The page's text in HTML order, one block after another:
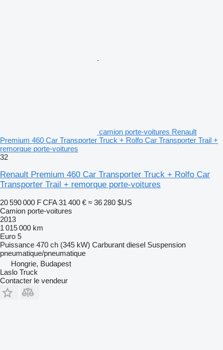
camion porte-voitures Renault
Premium 460 Car Transporter Truck + Rolfo Car Transporter Trail +
remorque porte-voitures
32
Renault Premium 460 Car Transporter Truck + Rolfo Car
Transporter Trail + remorque porte-voitures
20 590 000 F CFA 31 400 € ≈ 36 280 $US
Camion porte-voitures
2013
1 015 000 km
Euro 5
Puissance 470 ch (345 kW) Carburant diesel Suspension
pneumatique/pneumatique
Hongrie, Budapest
Laslo Truck
Contacter le vendeur